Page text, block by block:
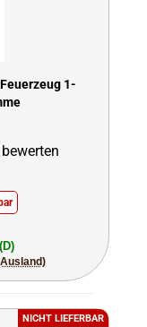
1-
NICHT LIEFERBAR